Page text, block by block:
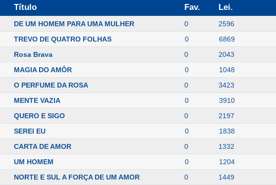
Título Fav. Lei.
DE UM HOMEM PARA UMA MULHER 0 2596
TREVO DE QUATRO FOLHAS 0 6869
Rosa Brava 0 2043
MAGIA DO AMÔR 0 1048
O PERFUME DA ROSA 0 3423
MENTE VAZIA 0 3910
QUERO E SIGO 0 2197
SEREI EU 0 1838
CARTA DE AMOR 0 1332
UM HOMEM 0 1204
NORTE E SUL A FORÇA DE UM AMOR 0 1449